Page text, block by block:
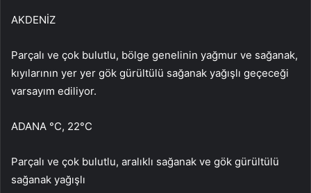
AKDENİZ
Parçalı ve çok bulutlu, bölge genelinin yağmur ve sağanak,
kıyılarının yer yer gök gürültülü sağanak yağışlı geçeceği
varsayım ediliyor.
ADANA °C, 22°C
Parçalı ve çok bulutlu, aralıklı sağanak ve gök gürültülü
sağanak yağışlı